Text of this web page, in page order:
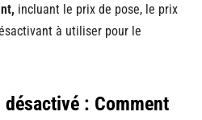
incluant le prix de pose, le prix
à utiliser pour le
: Comment